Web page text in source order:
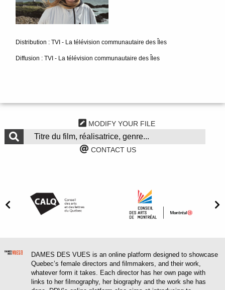
Distribution : TVI - La télévision communautaire des Îles
Diffusion : TVI - La télévision communautaire des Îles
MODIFY YOUR FILE
CONTACT US
DAMES DES VUES is an online platform designed to showcase
Quebec’s female directors and filmmakers, and their work,
whatever form it takes. Each director has her own page with
links to her filmography, her biography and the work she has